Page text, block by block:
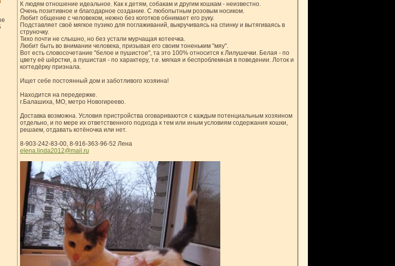
К людям отношение идеальное. Как к детям, собакам и другим кошкам - неизвестно.
Очень позитивное и благодарное создание. С любопытным розовым носиком.
Любит общение с человеком, нежно без коготков обнимает его руку.
Подставляет своё мягкое пузико для поглаживаний, выкручиваясь на спинку и вытягиваясь в
струночку.
Тихо почти не слышно, но без устали мурчащая котеечка.
Любит быть во внимании человека, призывая его своим тоненьким "мяу".
Вот есть словосочетание "белое и пушистое", та это 100% относится к Лилушечки. Белая - по
цвету её шёрстки, а пушистая - по характеру, т.е. мягкая и беспроблемная в поведении. Лоток и
когтедёрку признала.
Ищет себе постоянный дом и заботливого хозяина!
Находится на передержке.
г.Балашиха, МО, метро Новогиреево.
Доставка возможна. Условия пристройства оговариваются с каждым потенциальным хозяином
отдельно, и по мере их ответственного подхода к тем или иным условиям содержания кошки,
решаем, отдавать котёночка или нет.
8-903-242-83-00, 8-916-363-96-52 Лена
elena.linda2012@mail.ru